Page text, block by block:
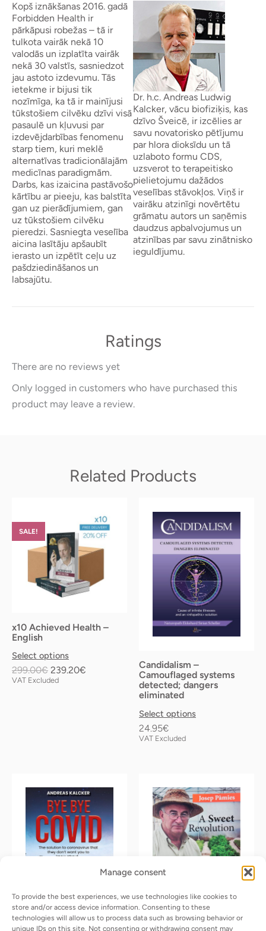
Manage consent
To provide the best experiences, we use technologies like cookies to
store and/or access device information. Consenting to these
technologies will allow us to process data such as browsing behavior or
unique IDs on this site. Not consenting or withdrawing consent may
Kopš iznākšanas 2016. gadā
Forbidden Health ir
pārkāpusi robežas – tā ir
tulkota vairāk nekā 10
valodās un izplatīta vairāk
nekā 30 valstīs, sasniedzot
jau astoto izdevumu. Tās
ietekme ir bijusi tik
nozīmīga, ka tā ir mainījusi
tūkstošiem cilvēku dzīvi visā
pasaulē un kļuvusi par
izdevējdarbības fenomenu
starp tiem, kuri meklē
alternatīvas tradicionālajām
medicīnas paradigmām.
Darbs, kas izaicina pastāvošo
kārtību ar pieeju, kas balstīta
gan uz pierādījumiem, gan
uz tūkstošiem cilvēku
pieredzi. Sasniegta veselība
aicina lasītāju apšaubīt
ierasto un izpētīt ceļu uz
pašdziedināšanos un
labsajūtu.
Dr. h.c. Andreas Ludwig
Kalcker, vācu biofiziķis, kas
dzīvo Šveicē, ir izcēlies ar
savu novatorisko pētījumu
par hlora dioksīdu un tā
uzlaboto formu CDS,
uzsverot to terapeitisko
pielietojumu dažādos
veselības stāvokļos. Viņš ir
vairāku atzinīgi novērtētu
grāmatu autors un saņēmis
daudzus apbalvojumus un
atzinības par savu zinātnisko
ieguldījumu.
Ratings
There are no reviews yet
Only logged in customers who have purchased this
product may leave a review.
Related Products
SALE!
x10 Achieved Health –
English
299.00€
was:
299.00€.
239.20€
price
is:
VAT Excluded
Select options
Candidalism –
Camouflaged systems
detected; dangers
eliminated
24.95€
VAT Excluded
Select options
product
has
multiple
variants.
on
the
product
page
range:
7.00€
through
17.00€
has
multiple
variants.
may
be
chosen
range:
17.00€
through
19.00€
product
has
multiple
variants.
options
may
be
chosen